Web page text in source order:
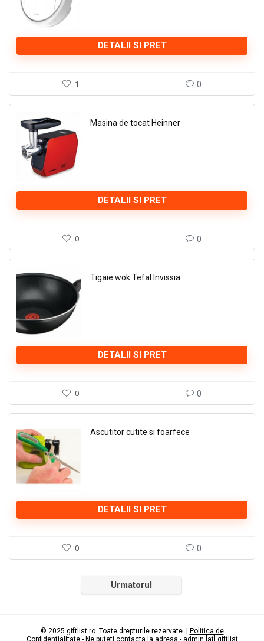
DETALII SI PRET
1 0
Masina de tocat Heinner
DETALII SI PRET
0 0
Tigaie wok Tefal Invissia
DETALII SI PRET
0 0
Ascutitor cutite si foarfece
DETALII SI PRET
0 0
Urmatorul
© 2025 giftlist.ro. Toate drepturile rezervate. |
Politica de